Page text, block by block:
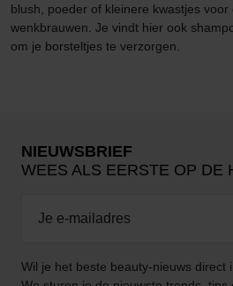
blush, poeder of kleinere kwastjes voor
wenkbrauwen. Je vindt hier ook
om je borsteltjes te verzorgen.
NIEUWSBRIEF
WEES ALS EERSTE OP DE
Wil je het beste beauty-nieuws direct